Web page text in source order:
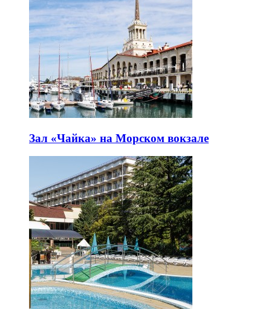
Зал «Чайка» на Морском вокзале